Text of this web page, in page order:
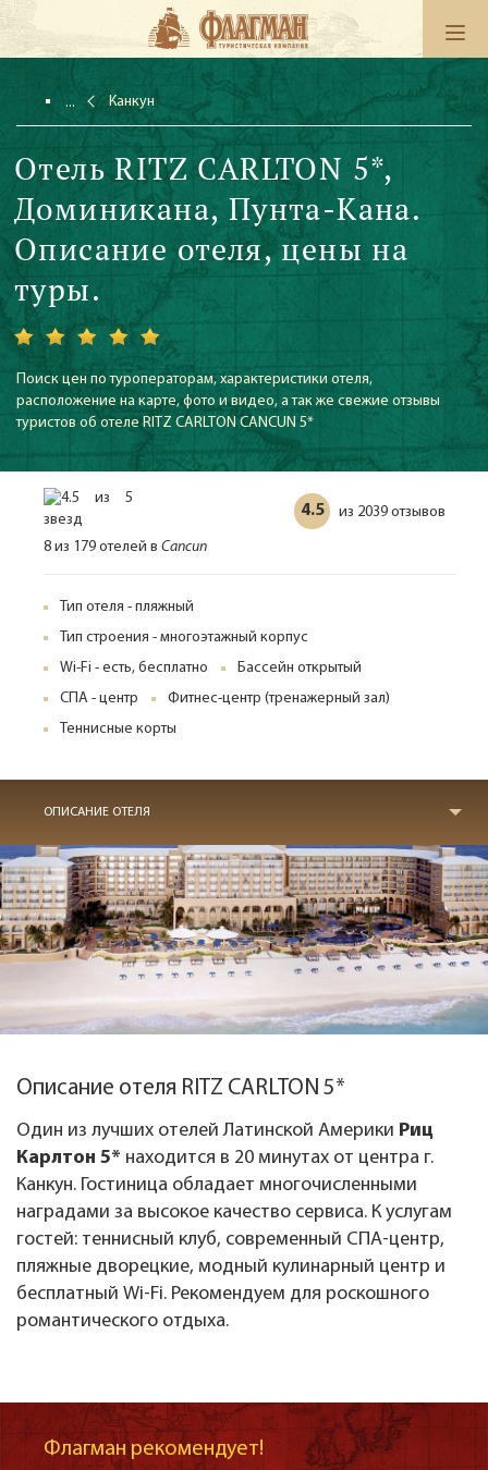
Канкун
Отель RITZ CARLTON 5*,
Доминикана, Пунта-Кана.
Описание отеля, цены на
туры.
Поиск цен по туроператорам, характеристики отеля,
расположение на карте, фото и видео, а так же свежие отзывы
туристов об отеле RITZ CARLTON CANCUN 5*
4.5 из 2039 отзывов
8 из 179 отелей в Cancun
Тип отеля - пляжный
Тип строения - многоэтажный корпус
Wi-Fi - есть, бесплатно
Бассейн открытый
СПА - центр
Фитнес-центр (тренажерный зал)
Теннисные корты
ОПИСАНИЕ ОТЕЛЯ
Описание отеля RITZ CARLTON 5*
Один из лучших отелей Латинской Америки Риц
Карлтон 5* находится в 20 минутах от центра г.
Канкун. Гостиница обладает многочисленными
наградами за высокое качество сервиса. К услугам
гостей: теннисный клуб, современный СПА-центр,
пляжные дворецкие, модный кулинарный центр и
бесплатный Wi-Fi. Рекомендуем для роскошного
романтического отдыха.
Флагман рекомендует!